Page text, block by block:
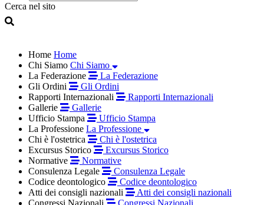
Cerca nel sito
Home Home
Chi Siamo Chi Siamo
La Federazione
La Federazione
Gli Ordini
Gli Ordini
Rapporti Internazionali
Rapporti Internazionali
Gallerie
Gallerie
Ufficio Stampa
Ufficio Stampa
La Professione La Professione
Chi è l'ostetrica
Chi è l'ostetrica
Excursus Storico
Excursus Storico
Normative
Normative
Consulenza Legale
Consulenza Legale
Codice deontologico
Codice deontologico
Atti dei consigli nazionali
Atti dei consigli nazionali
Congressi Nazionali
Congressi Nazionali